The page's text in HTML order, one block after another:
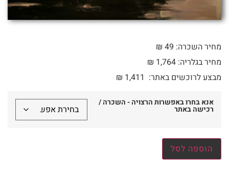
מחיר השכרה: 49 ₪
מחיר בגלריה: 1,764 ₪
מבצע לרוכשים באתר:
₪ 1,411
אנא בחרו באפשרות הרצויה - השכרה /
רכישה באתר
הוספה לסל